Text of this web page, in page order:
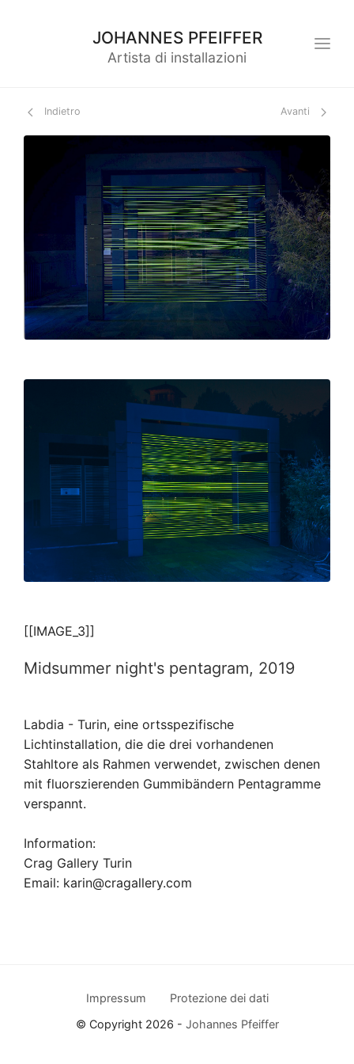
JOHANNES PFEIFFER
Artista di installazioni
Indietro Avanti
[[IMAGE_3]]
Midsummer night's pentagram, 2019
Labdia - Turin, eine ortsspezifische
Lichtinstallation, die die drei vorhandenen
Stahltore als Rahmen verwendet, zwischen denen
mit fluorszierenden Gummibändern Pentagramme
verspannt.
Information:
Crag Gallery Turin
Email: karin@cragallery.com
Impressum
Protezione dei dati
© Copyright 2026 - Johannes Pfeiffer